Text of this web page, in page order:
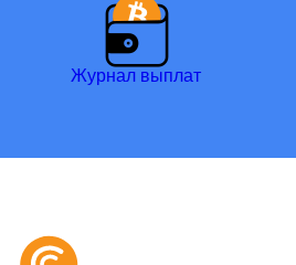
Журнал выплат